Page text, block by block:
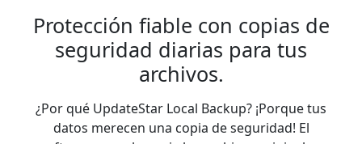
Protección fiable con copias de
seguridad diarias para tus
archivos.
¿Por qué UpdateStar Local Backup? ¡Porque tus
datos merecen una copia de seguridad! El